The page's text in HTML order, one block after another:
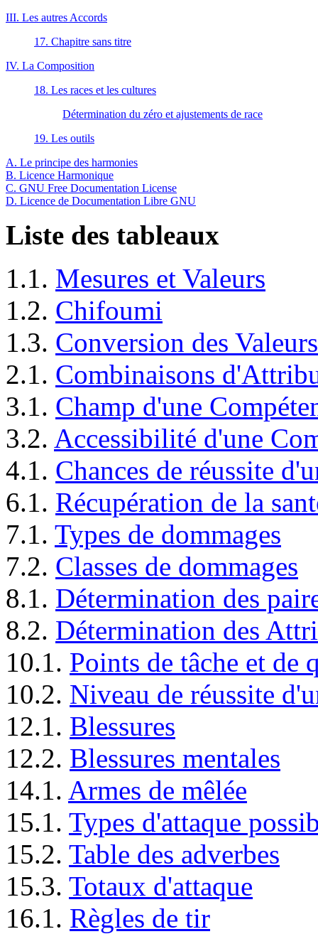
III. Les autres Accords
17. Chapitre sans titre
IV. La Composition
18. Les races et les cultures
Détermination du zéro et ajustements de race
19. Les outils
A. Le principe des harmonies
B. Licence Harmonique
C. GNU Free Documentation License
D. Licence de Documentation Libre GNU
Liste des tableaux
1.1. Mesures et Valeurs
1.2. Chifoumi
1.3. Conversion des Valeurs
2.1. Combinaisons
3.1. Champ d'une
3.2. Accessibilité d'une
4.1. Chances de réussite
6.1. Récupération de la
7.1. Types de dommages
7.2. Classes de dommages
8.1. Détermination des
8.2. Détermination des
10.1. Points de tâche et de
10.2. Niveau de réussite
12.1. Blessures
12.2. Blessures mentales
14.1. Armes de mêlée
15.1. Types d'attaque
15.2. Table des adverbes
15.3. Totaux d'attaque
16.1. Règles de tir